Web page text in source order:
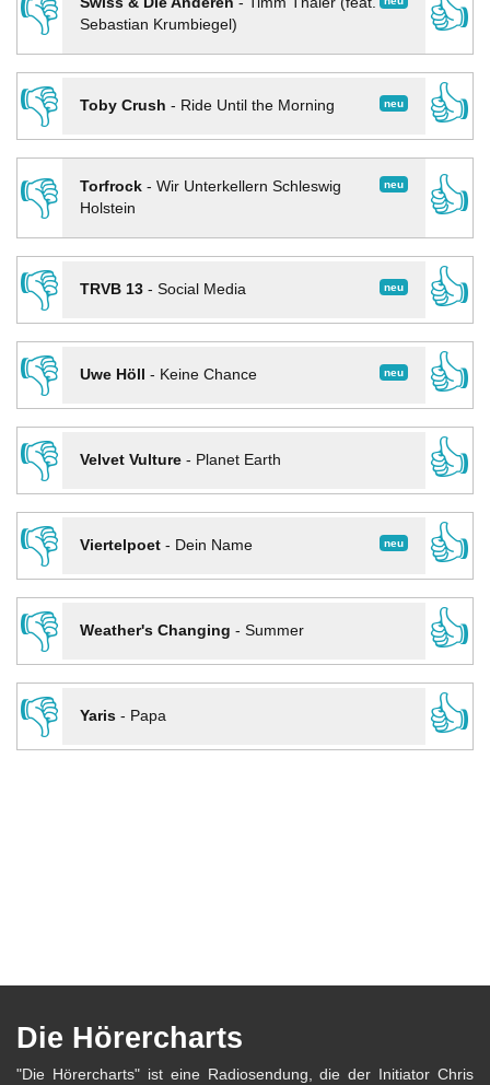
👎
Sebastian Krumbiegel)
👍
👎
neu
Toby Crush - Ride Until the Morning
👍
👎
neu
Torfrock- Wir Unterkellern Schleswig
Holstein
👍
👎
neu
TRVB 13- Social Media
👍
👎
neu
Uwe Höll - Keine Chance
👍
👎
Velvet Vulture- Planet Earth
👍
👎
neu
Viertelpoet- Dein Name
👍
👎
Weather's Changing - Summer
👍
👎
Yaris- Papa 👍
Die Hörercharts
"Die Hörercharts" ist eine Radiosendung, die der Initiator Chris